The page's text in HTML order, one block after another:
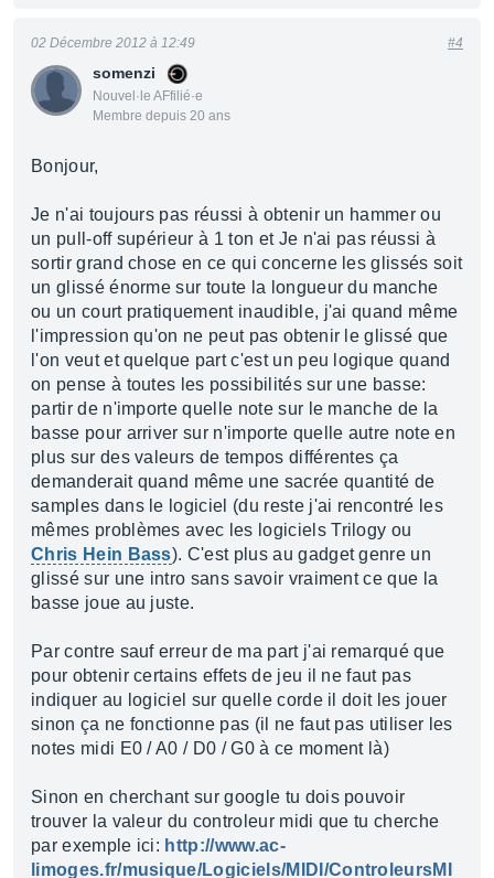
somenzi
Nouvel·le AFfilié·e
Membre depuis 20 ans
02 Décembre 2012 à 12:49 #4
Bonjour,
Je n'ai toujours pas réussi à obtenir un hammer ou
un pull-off supérieur à 1 ton et Je n'ai pas réussi à
sortir grand chose en ce qui concerne les glissés soit
un glissé énorme sur toute la longueur du manche
ou un court pratiquement inaudible, j'ai quand même
l'impression qu'on ne peut pas obtenir le glissé que
l'on veut et quelque part c'est un peu logique quand
on pense à toutes les possibilités sur une basse:
partir de n'importe quelle note sur le manche de la
basse pour arriver sur n'importe quelle autre note en
plus sur des valeurs de tempos différentes ça
demanderait quand même une sacrée quantité de
samples dans le logiciel (du reste j'ai rencontré les
mêmes problèmes avec les logiciels Trilogy ou
Chris Hein Bass). C'est plus au gadget genre un
glissé sur une intro sans savoir vraiment ce que la
basse joue au juste.
Par contre sauf erreur de ma part j'ai remarqué que
pour obtenir certains effets de jeu il ne faut pas
indiquer au logiciel sur quelle corde il doit les jouer
sinon ça ne fonctionne pas (il ne faut pas utiliser les
notes midi E0 / A0 / D0 / G0 à ce moment là)
Sinon en cherchant sur google tu dois pouvoir
trouver la valeur du controleur midi que tu cherche
par exemple ici: http://www.ac-
limoges.fr/musique/Logiciels/MIDI/ControleursMI